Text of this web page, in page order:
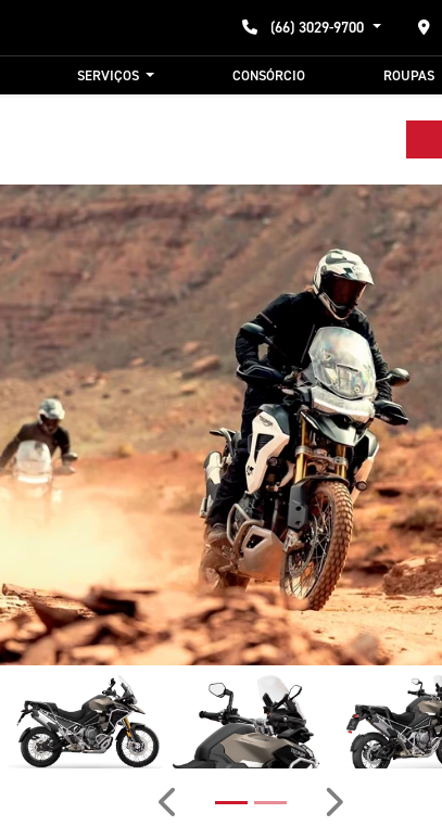
(66) 3029-9700
SERVIÇOS CONSÓRCIO ROUPAS
Anterior Próximo